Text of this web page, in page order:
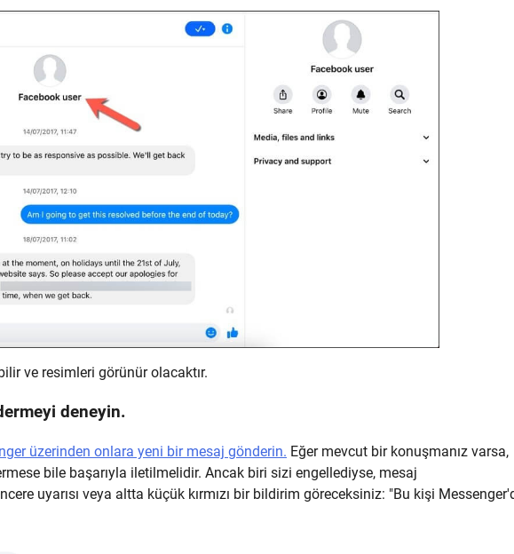
ve resimleri görünür olacaktır.
deneyin.
üzerinden onlara yeni bir mesaj gönderin. Eğer mevcut bir konuşmanız varsa,
bile başarıyla iletilmelidir. Ancak biri sizi engellediyse, mesaj
uyarısı veya altta küçük kırmızı bir bildirim göreceksiniz: "Bu kişi